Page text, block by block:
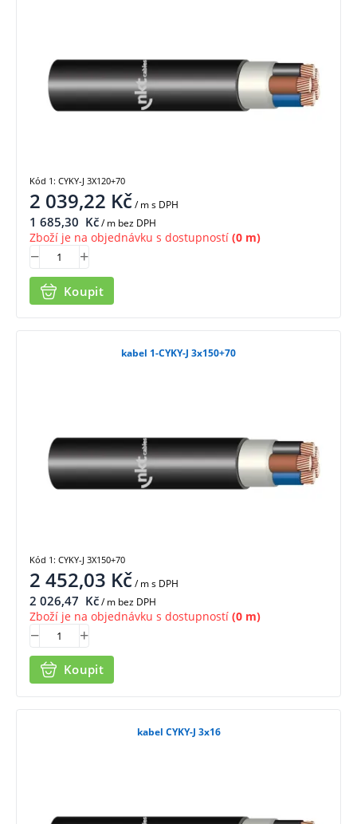
2 039,22 Kč/ ms DPH
1 685,30 Kč/ m bez DPH
Zboží je na objednávku s dostupností (0 m)
Koupit
Kód 1: CYKY-J 3X120+70
kabel 1-CYKY-J 3x150+70
2 452,03 Kč/ ms DPH
2 026,47 Kč/ m bez DPH
Zboží je na objednávku s dostupností (0 m)
Koupit
Kód 1: CYKY-J 3X150+70
kabel CYKY-J 3x16